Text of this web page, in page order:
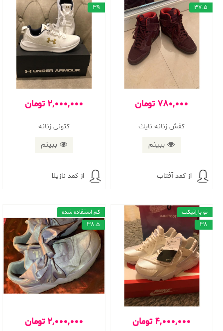
780,000 تومان
كفش زنانه نايك
ببینم
37.5
از کمد آفتاب
2,000,000 تومان
کتونی زنانه
ببینم
39
از کمد نازیلا
4,000,000 تومان
نو با اِتیکت
38
2,000,000 تومان
کم استفاده شده
38.5